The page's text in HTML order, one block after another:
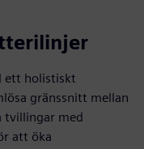
ett holistiskt
gränssnitt mellan
tvillingar med
att öka